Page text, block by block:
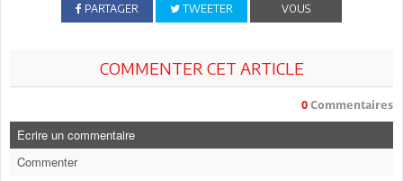
PARTAGER TWEETER
VOUS
COMMENTER CET ARTICLE
0 Commentaires
Ecrire un commentaire
Commenter